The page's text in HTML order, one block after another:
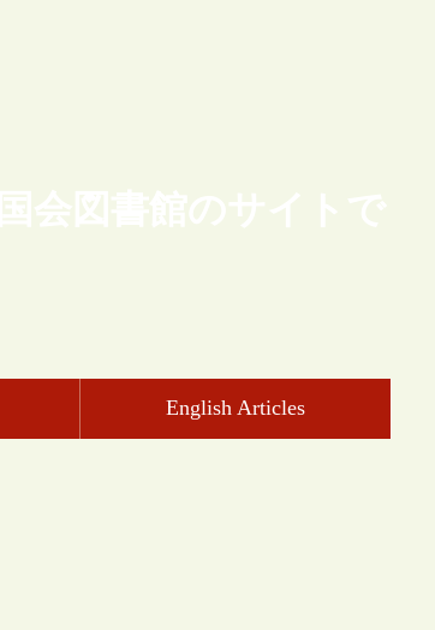
会図書館のサイトで
English Articles